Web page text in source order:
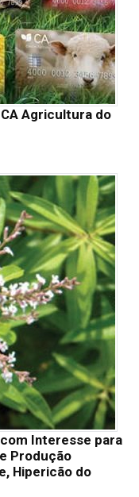
Agricultura do
Interesse para
Produção
Hipericão do